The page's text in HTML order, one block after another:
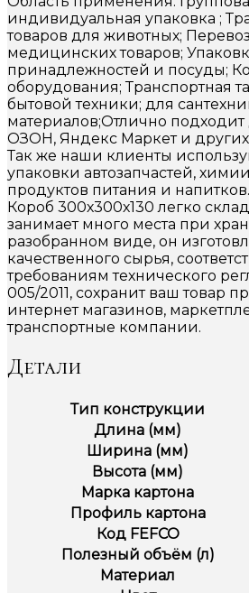
индивидуальная упаковка ;
товаров для животных;
медицинских товаров;
принадлежностей и посуды;
оборудования; Транспортная
бытовой техники; для
материалов;Отлично
ОЗОН, Яндекс Маркет и
Так же наши клиенты
упаковки автозапчастей,
продуктов питания и напитков.
Короб 300х300х130 легко
занимает много места при
разобранном виде, он
качественного сырья,
требованиям технического
005/2011, сохранит ваш товар
интернет магазинов,
транспортные компании.
Детали
Тип конструкции
Длина (мм)
Ширина (мм)
Высота (мм)
Марка картона
Профиль картона
Код FEFCO
Полезный объём (л)
Материал